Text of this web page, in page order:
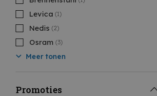
Levica (1)
Nedis (2)
Osram (3)
Meer tonen
Promoties